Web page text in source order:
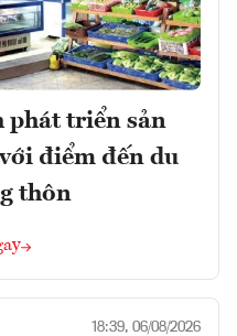
phát triển sản
điểm đến du
thôn
18:39, 06/08/2026